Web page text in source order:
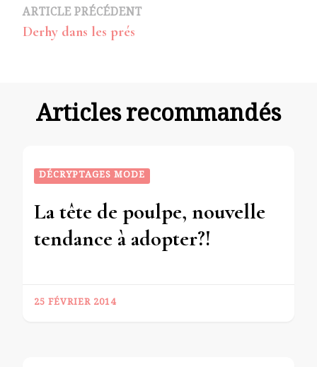
Navigation
d’article
ARTICLE PRÉCÉDENT
Derhy dans les prés
Articles recommandés
DÉCRYPTAGES MODE
La tête de poulpe, nouvelle
tendance à adopter?!
25 FÉVRIER 2014